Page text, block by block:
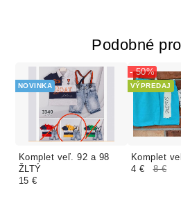
Podobné
Komplet veľ. 92 a 98
ŽLTÝ
NOVINKA
15 €
Komplet
VÝPREDAJ
- 50%
4 € 8 €